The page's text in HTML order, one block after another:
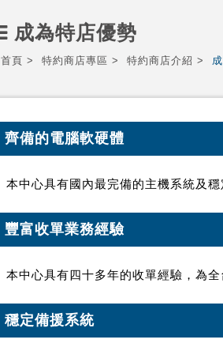
成為特店優勢
首頁 特約商店專區 特約商店介紹
齊備的電腦軟硬體
本中心具有國內最完備的主機系統及
豐富收單業務經驗
本中心具有四十多年的收單經驗，為全
穩定備援系統